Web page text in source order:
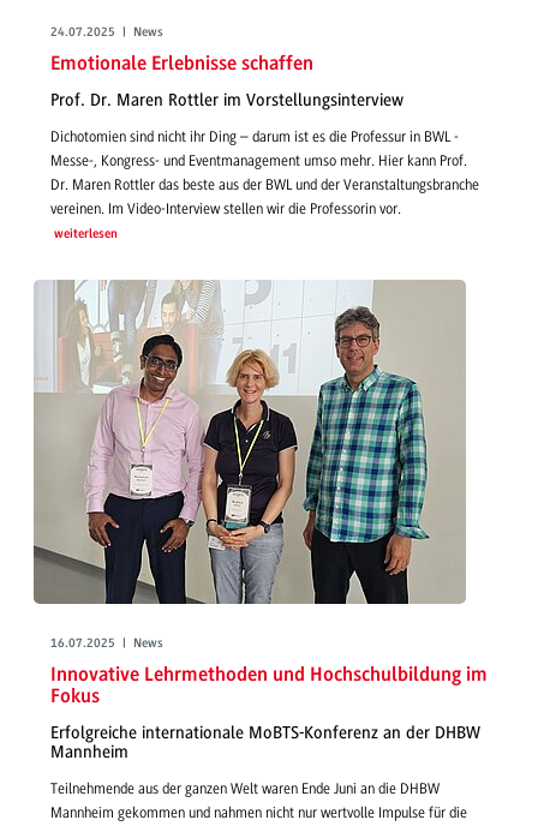
24.07.2025 | News
Emotionale Erlebnisse schaffen
Prof. Dr. Maren Rottler im Vorstellungsinterview
Dichotomien sind nicht ihr Ding – darum ist es die Professur in BWL -
Messe-, Kongress- und Eventmanagement umso mehr. Hier kann Prof.
Dr. Maren Rottler das beste aus der BWL und der Veranstaltungsbranche
vereinen. Im Video-Interview stellen wir die Professorin vor.
weiterlesen
16.07.2025 | News
Innovative Lehrmethoden und Hochschulbildung im
Fokus
Erfolgreiche internationale MoBTS-Konferenz an der DHBW
Mannheim
Teilnehmende aus der ganzen Welt waren Ende Juni an die DHBW
Mannheim gekommen und nahmen nicht nur wertvolle Impulse für die